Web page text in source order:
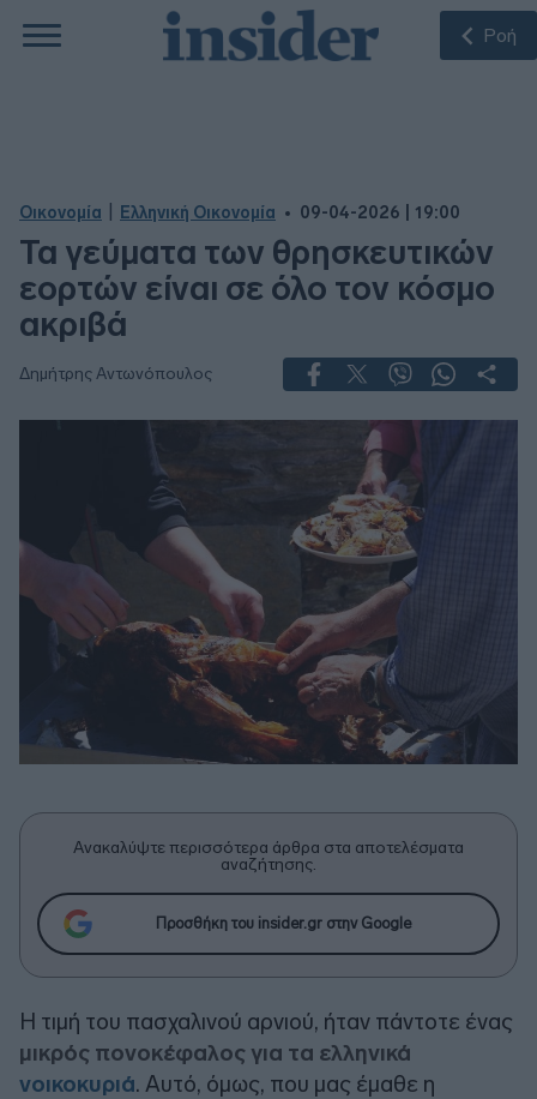
Ροή
Οικονομία Ελληνική Οικονομία 09-04-2026 | 19:00
Τα γεύματα των θρησκευτικών
εορτών είναι σε όλο τον κόσμο
ακριβά
Δημήτρης Αντωνόπουλος
Ανακαλύψτε περισσότερα άρθρα στα αποτελέσματα
αναζήτησης.
Προσθήκη του insider.gr στην Google
Η τιμή του πασχαλινού αρνιού, ήταν πάντοτε ένας
μικρός πονοκέφαλος για τα ελληνικά
νοικοκυριά. Αυτό, όμως, που μας έμαθε η